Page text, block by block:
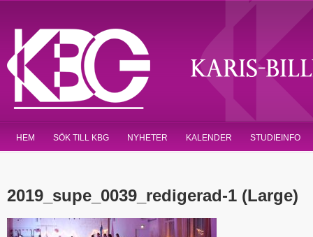
HEM SÖK TILL KBG NYHETER KALENDER STUDIEINFO
2019_supe_0039_redigerad-1 (Large)